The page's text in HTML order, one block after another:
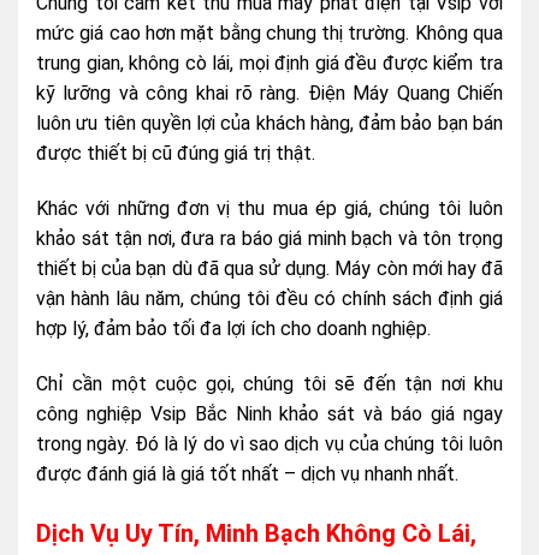
mức giá cao hơn mặt bằng chung thị trường. Không qua
trung gian, không cò lái, mọi định giá đều được kiểm tra
kỹ lưỡng và công khai rõ ràng. Điện Máy Quang Chiến
luôn ưu tiên quyền lợi của khách hàng, đảm bảo bạn bán
được thiết bị cũ đúng giá trị thật.
Khác với những đơn vị thu mua ép giá, chúng tôi luôn
khảo sát tận nơi, đưa ra báo giá minh bạch và tôn trọng
thiết bị của bạn dù đã qua sử dụng. Máy còn mới hay đã
vận hành lâu năm, chúng tôi đều có chính sách định giá
hợp lý, đảm bảo tối đa lợi ích cho doanh nghiệp.
Chỉ cần một cuộc gọi, chúng tôi sẽ đến tận nơi khu
công nghiệp Vsip Bắc Ninh khảo sát và báo giá ngay
trong ngày. Đó là lý do vì sao dịch vụ của chúng tôi luôn
được đánh giá là giá tốt nhất – dịch vụ nhanh nhất.
Dịch Vụ Uy Tín, Minh Bạch Không Cò Lái,